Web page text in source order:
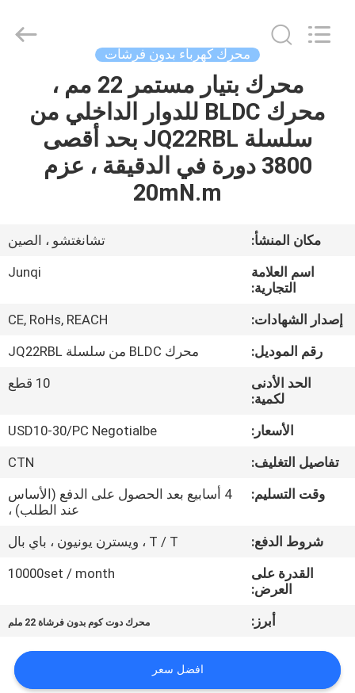
المنزل
المنتجات
جولة
المصنع
مراقبة
الجودة
بنا
اطلب
اقتباس
خريطة
الموقع
International
محرك كهرباء بدون فرشات
محرك بتيار مستمر 22 مم ،
محرك BLDC للدوار الداخلي من
سلسلة JQ22RBL بحد أقصى
3800 دورة في الدقيقة ، عزم
20mN.m
مكان المنشأ:
تشانغتشو ، الصين
اسم العلامة
التجارية:
Junqi
إصدار الشهادات:
CE, RoHs, REACH
رقم الموديل:
محرك BLDC من سلسلة JQ22RBL
الحد الأدنى
لكمية:
10 قطع
الأسعار:
USD10-30/PC Negotialbe
تفاصيل التغليف:
CTN
وقت التسليم:
4 أسابيع بعد الحصول على الدفع (الأساس
عند الطلب) ،
شروط الدفع:
T / T ، ويسترن يونيون ، باي بال
القدرة على
العرض:
10000set / month
أبرز: محرك دوت كوم بدون فرشاة 22 ملم
افضل سعر